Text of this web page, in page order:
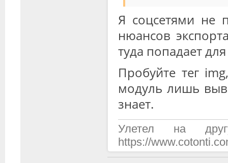
Я соцсетями не
нюансов
туда попадает
Пробуйте тег
модуль лишь
знает.
Улетел на
https://